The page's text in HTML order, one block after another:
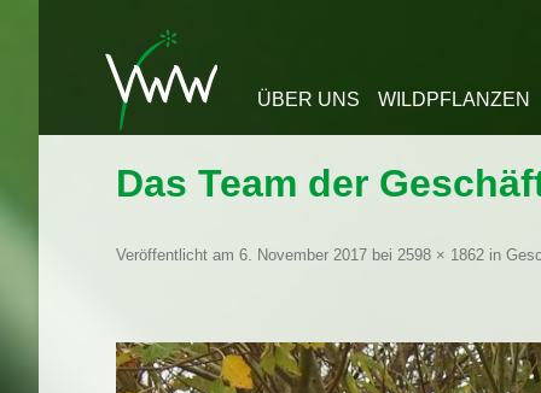
ÜBER UNS WILDPFLANZEN
Das Team der
Veröffentlicht am 6. November 2017 bei 2598 × 1862 in